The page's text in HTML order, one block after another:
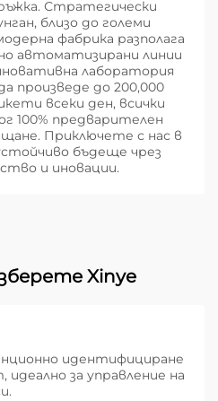
Стратегически
близо до големи
фабрика разполага
автоматизирани линии
лаборатория
произведе до 200,000
всеки ден, всички
100% предварителен
Приключете с нас в
бъдеще чрез
и иновации.
Xinye
идентифициране
идеално за управление на